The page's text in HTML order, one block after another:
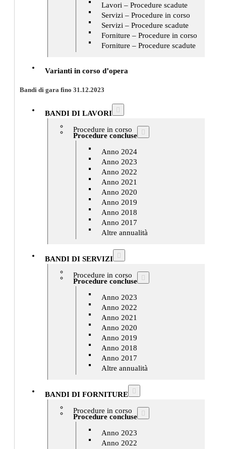
Lavori – Procedure scadute
Servizi – Procedure in corso
Servizi – Procedure scadute
Forniture – Procedure in corso
Forniture – Procedure scadute
Varianti in corso d’opera
Bandi di gara fino 31.12.2023
BANDI DI LAVORI
Procedure in corso
Procedure concluse
Anno 2024
Anno 2023
Anno 2022
Anno 2021
Anno 2020
Anno 2019
Anno 2018
Anno 2017
Altre annualità
BANDI DI SERVIZI
Procedure in corso
Procedure concluse
Anno 2023
Anno 2022
Anno 2021
Anno 2020
Anno 2019
Anno 2018
Anno 2017
Altre annualità
BANDI DI FORNITURE
Procedure in corso
Procedure concluse
Anno 2023
Anno 2022